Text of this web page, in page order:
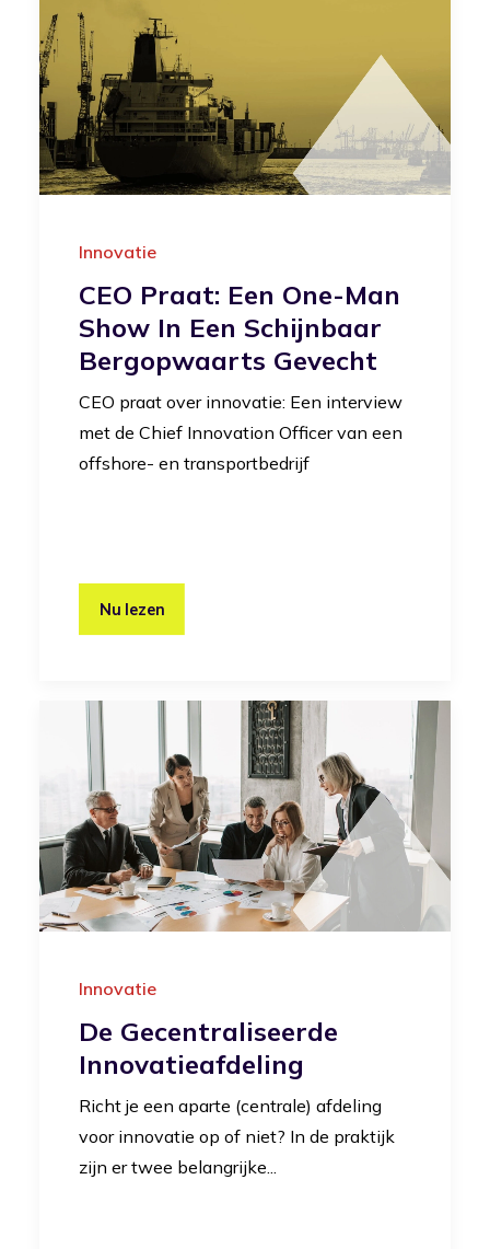
Innovatie
CEO Praat: Een One-Man
Show In Een Schijnbaar
Bergopwaarts Gevecht
CEO praat over innovatie: Een interview
met de Chief Innovation Officer van een
offshore- en transportbedrijf
Nu lezen
Innovatie
De Gecentraliseerde
Innovatieafdeling
Richt je een aparte (centrale) afdeling
voor innovatie op of niet? In de praktijk
zijn er twee belangrijke...